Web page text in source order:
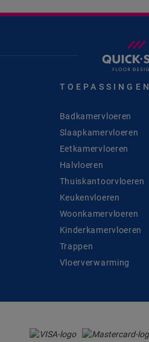
TOEPASSINGEN
Badkamervloeren
Slaapkamervloeren
Eetkamervloeren
Halvloeren
Thuiskantoorvloeren
Keukenvloeren
Woonkamervloeren
Kinderkamervloeren
Trappen
Vloerverwarming